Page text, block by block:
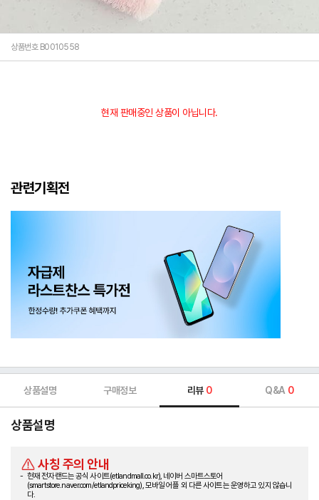
상품번호 B0010558
현재 판매중인 상품이 아닙니다.
관련기획전
상품설명 구매정보 리뷰 0 Q&A 0
상품설명
사칭 주의 안내
현재 전자랜드는 공식 사이트(etlandmall.co.kr), 네이버 스마트스토어
(smartstore.naver.com/etlandpriceking), 모바일 어플 외 다른 사이트는 운영하고 있지 않습니
다.